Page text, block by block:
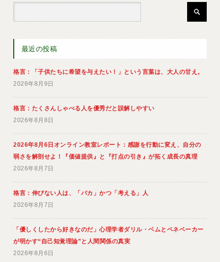
最近の投稿
格言：「子供たちに希望を与えたい！」という言葉は、大人の甘え。
2026年8月9日
格言：たくさんしゃべる人を優秀だと誤解しやすい
2026年8月8日
2026年8月6日オンライン教室レポート：感謝を行動に変え、自分の
弱さを解剖せよ！『価値提供』と『打点の引き』が拓く成長の真理
2026年8月7日
格言：伸びない人は、「バカ」かつ「考える」人
2026年8月7日
「優しくしたから好きなのだ」心理学者ダリル・ベムとペネベーカー
が明かす“自己知覚理論”と人間関係の真実
2026年8月6日